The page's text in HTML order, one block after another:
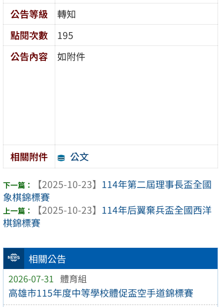
相關公告
2026-07-31 體育組
高雄市115年度中等學校體促盃空手道錦標賽
公告等級
轉知
點閱次數
195
公告內容
如附件
相關附件 公文
【2025-10-23】 114年第二屆理事長盃全國
象棋錦標賽
【2025-10-23】 114年后翼棄兵盃全國西洋
棋錦標賽